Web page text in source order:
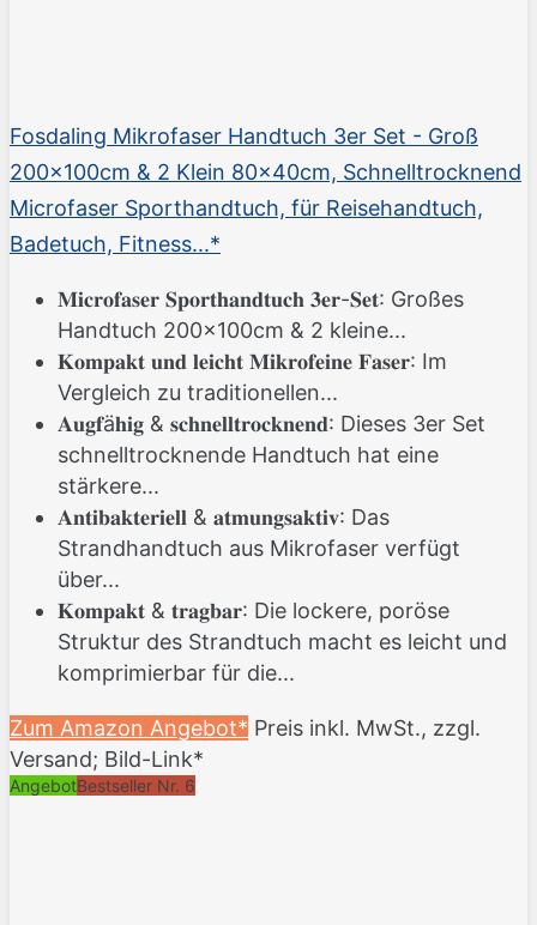
Fosdaling Mikrofaser Handtuch 3er Set - Groß
200×100cm & 2 Klein 80×40cm, Schnelltrocknend
Microfaser Sporthandtuch, für Reisehandtuch,
Badetuch, Fitness...*
𝐌𝐢𝐜𝐫𝐨𝐟𝐚𝐬𝐞𝐫 𝐒𝐩𝐨𝐫𝐭𝐡𝐚𝐧𝐝𝐭𝐮𝐜𝐡 𝟑𝐞𝐫-𝐒𝐞𝐭: Großes
Handtuch 200×100cm & 2 kleine...
𝐊𝐨𝐦𝐩𝐚𝐤𝐭 𝐮𝐧𝐝 𝐥𝐞𝐢𝐜𝐡𝐭 𝐌𝐢𝐤𝐫𝐨𝐟𝐞𝐢𝐧𝐞 𝐅𝐚𝐬𝐞𝐫: Im
Vergleich zu traditionellen...
𝐀𝐮𝐠𝐟ä𝐡𝐢𝐠 & 𝐬𝐜𝐡𝐧𝐞𝐥𝐥𝐭𝐫𝐨𝐜𝐤𝐧𝐞𝐧𝐝: Dieses 3er Set
schnelltrocknende Handtuch hat eine
stärkere...
𝐀𝐧𝐭𝐢𝐛𝐚𝐤𝐭𝐞𝐫𝐢𝐞𝐥𝐥 & 𝐚𝐭𝐦𝐮𝐧𝐠𝐬𝐚𝐤𝐭𝐢𝐯: Das
Strandhandtuch aus Mikrofaser verfügt
über...
𝐊𝐨𝐦𝐩𝐚𝐤𝐭 & 𝐭𝐫𝐚𝐠𝐛𝐚𝐫: Die lockere, poröse
Struktur des Strandtuch macht es leicht und
komprimierbar für die...
Zum Amazon Angebot* Preis inkl. MwSt., zzgl.
Versand; Bild-Link*
AngebotBestseller Nr. 6